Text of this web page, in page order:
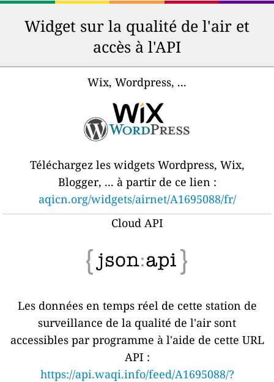
Widget sur la qualité de l'air et
accès à l'API
Wix, Wordpress, ...
Téléchargez les widgets Wordpress, Wix,
Blogger, ... à partir de ce lien :
aqicn.org/widgets/airnet/A1695088/fr/
Cloud API
Les données en temps réel de cette station de
surveillance de la qualité de l'air sont
accessibles par programme à l'aide de cette URL
API :
https://api.waqi.info/feed/A1695088/?